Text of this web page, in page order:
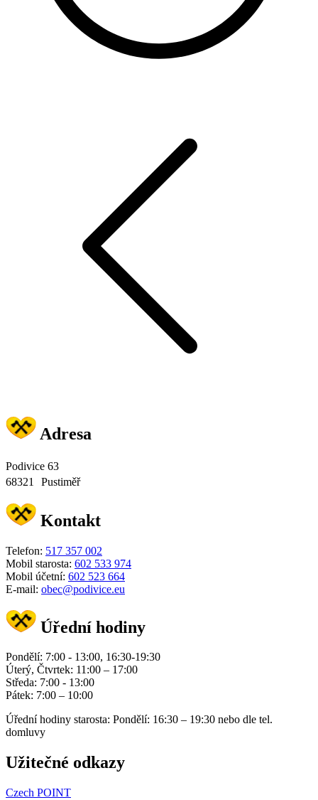
Adresa
Podivice 63
68321 Pustiměř
Kontakt
Telefon: 517 357 002
Mobil starosta: 602 533 974
Mobil účetní: 602 523 664
E-mail: obec@podivice.eu
Úřední hodiny
Pondělí: 7:00 - 13:00, 16:30-19:30
Úterý, Čtvrtek: 11:00 – 17:00
Středa: 7:00 - 13:00
Pátek: 7:00 – 10:00
Úřední hodiny starosta: Pondělí: 16:30 – 19:30 nebo dle tel.
domluvy
Užitečné odkazy
Czech POINT